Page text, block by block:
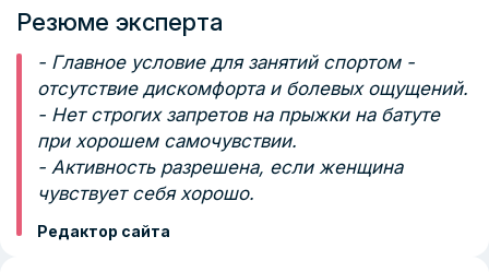
Резюме эксперта
- Главное условие для занятий спортом -
отсутствие дискомфорта и болевых ощущений.
- Нет строгих запретов на прыжки на батуте
при хорошем самочувствии.
- Активность разрешена, если женщина
чувствует себя хорошо.
Редактор сайта